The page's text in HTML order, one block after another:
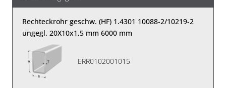
Rechteckrohr geschw. (HF) 1.4301 10088-2/10219-2
ungegl. 20X10x1,5 mm 6000 mm
ERR0102001015